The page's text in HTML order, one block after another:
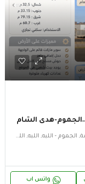
هدى الشام
المملكة العربية السعودية, منطقة مكة المكرمة, الجموم - اللبه, اللبه, اللبه, الجموم - اللبه, منطقة مكة المكرمة
واتس اب